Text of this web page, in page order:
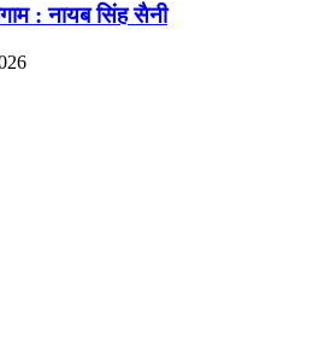
: नायब सिंह सैनी